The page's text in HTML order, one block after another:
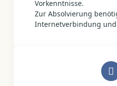
Vorkenntnisse.
Zur Absolvierung
Internetverbindung